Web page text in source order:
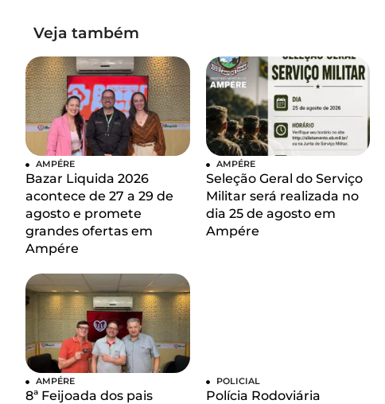
Veja também
AMPÉRE
Bazar Liquida 2026
acontece de 27 a 29 de
agosto e promete
grandes ofertas em
Ampére
AMPÉRE
Seleção Geral do Serviço
Militar será realizada no
dia 25 de agosto em
Ampére
AMPÉRE
8ª Feijoada dos pais
POLICIAL
Polícia Rodoviária